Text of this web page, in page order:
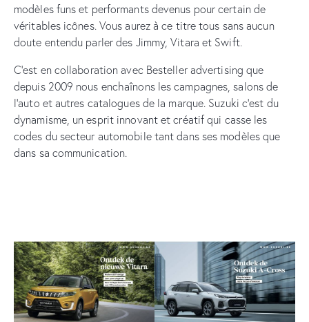
modèles funs et performants devenus pour certain de
véritables icônes. Vous aurez à ce titre tous sans aucun
doute entendu parler des Jimmy, Vitara et Swift.
C’est en collaboration avec Besteller advertising que
depuis 2009 nous enchaînons les campagnes, salons de
l’auto et autres catalogues de la marque. Suzuki c’est du
dynamisme, un esprit innovant et créatif qui casse les
codes du secteur automobile tant dans ses modèles que
dans sa communication.